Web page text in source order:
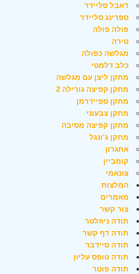
דאבל סליידר
ספרינג סליידר
פולה פולה
טירה
מגלשה כפולה
כלב דלמטי
מתקן ליצן עם מגלשה
מתקן קפיצה גורילה 2
מתקן ספיידרמן
מתקן צבעוני
מתקן קפיצה מסיבה
מתקן ג'ונגל
אתגרון
קומביין
צונאמי
המלצות
מאמרים
צור קשר
תודה ניוזלטר
תודה דף קשר
תודה סיידבר
תודה טופס עליון
תודה פוטר